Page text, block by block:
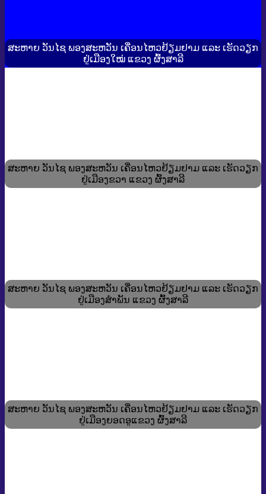
ສະຫາຍ ວັນໄຊ ພອງສະຫວັນ ເຄື່ອນໄຫວຢ້ຽມຢາມ ແລະ ເຮັດວຽກ
ຢູ່ເມືອງໃໝ່ ແຂວງ ຜົ້ງສາລີ
ສະຫາຍ ວັນໄຊ ພອງສະຫວັນ ເຄື່ອນໄຫວຢ້ຽມຢາມ ແລະ ເຮັດວຽກ
ຢູ່ເມືອງຂວາ ແຂວງ ຜົ້ງສາລີ
ສະຫາຍ ວັນໄຊ ພອງສະຫວັນ ເຄື່ອນໄຫວຢ້ຽມຢາມ ແລະ ເຮັດວຽກ
ຢູ່ເມືອງສຳພັນ ແຂວງ ຜົ້ງສາລີ
ສະຫາຍ ວັນໄຊ ພອງສະຫວັນ ເຄື່ອນໄຫວຢ້ຽມຢາມ ແລະ ເຮັດວຽກ
ຢູ່ເມືອງຍອດອູແຂວງ ຜົ້ງສາລີ